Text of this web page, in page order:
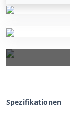
Spezifikationen